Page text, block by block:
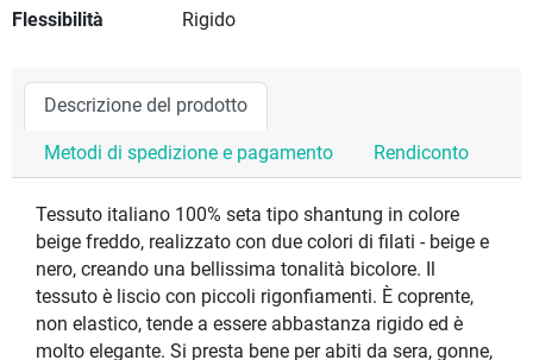
Flessibilità Rigido
Descrizione del prodotto
Metodi di spedizione e pagamento Rendiconto
Tessuto italiano 100% seta tipo shantung in colore
beige freddo, realizzato con due colori di filati - beige e
nero, creando una bellissima tonalità bicolore. Il
tessuto è liscio con piccoli rigonfiamenti. È coprente,
non elastico, tende a essere abbastanza rigido ed è
molto elegante. Si presta bene per abiti da sera, gonne,